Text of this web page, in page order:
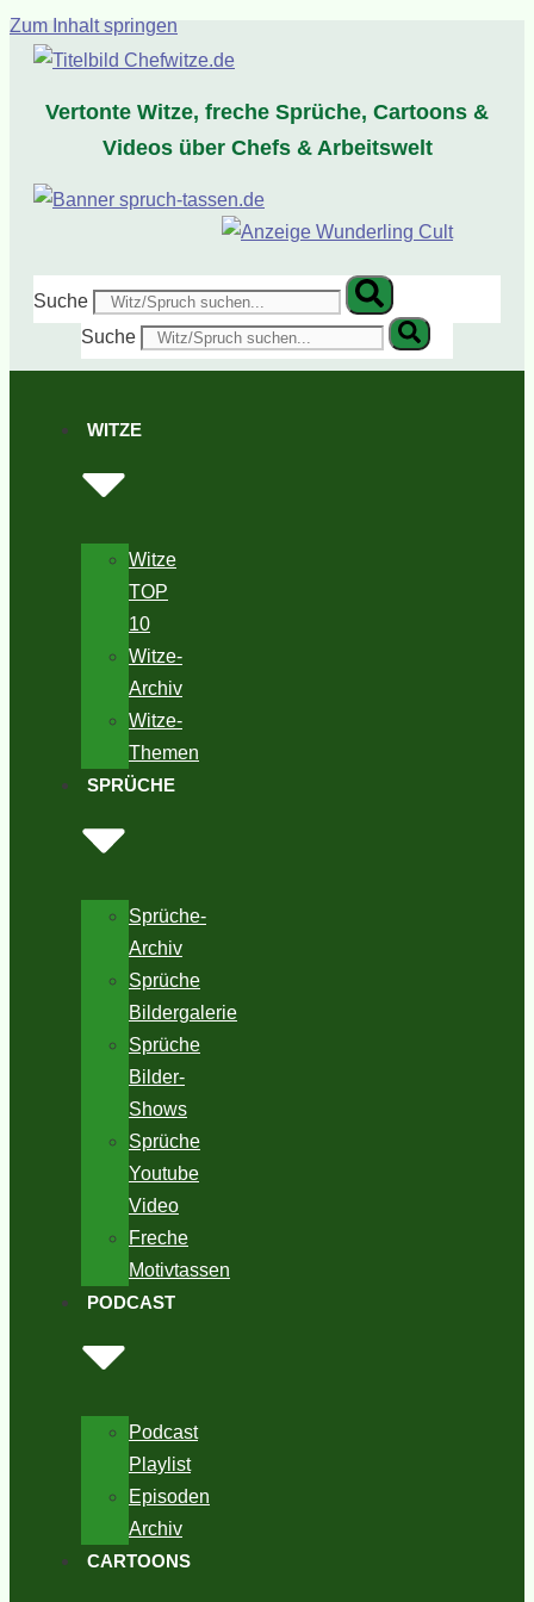
Zum Inhalt springen
Vertonte Witze, freche Sprüche, Cartoons &
Videos über Chefs & Arbeitswelt
Suche
Suche
WITZE
Witze
TOP
10
Witze-
Archiv
Witze-
Themen
SPRÜCHE
Sprüche-
Archiv
Sprüche
Bildergalerie
Sprüche
Bilder-
Shows
Sprüche
Youtube
Video
Freche
Motivtassen
PODCAST
Podcast
Playlist
Episoden
Archiv
CARTOONS